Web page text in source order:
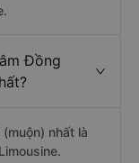
Đồng
nhất là